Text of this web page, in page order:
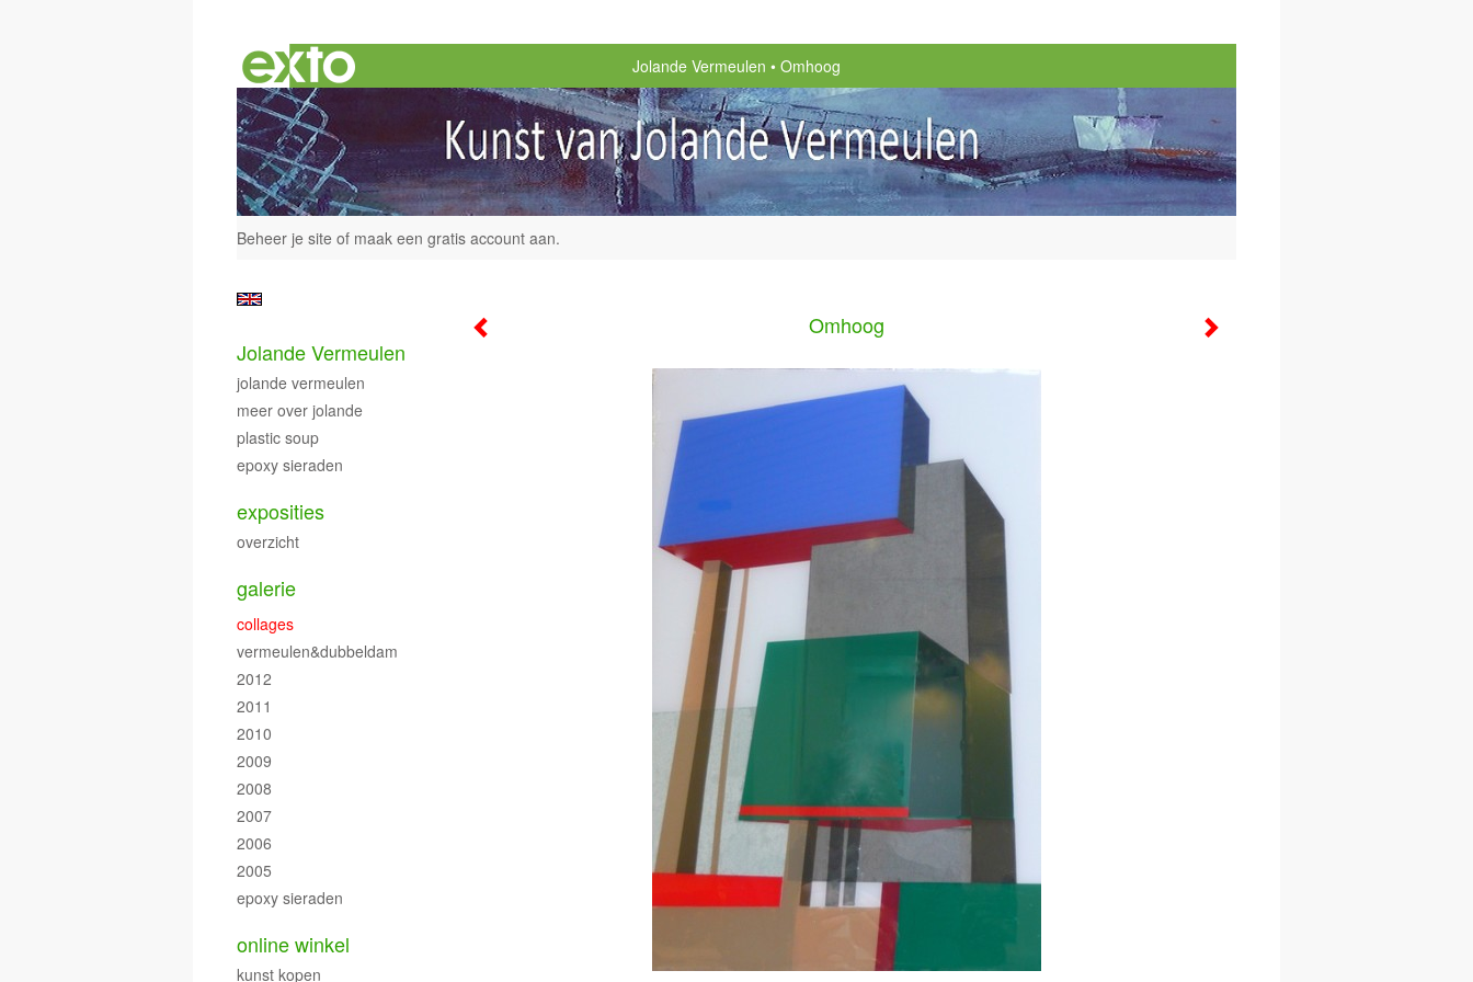
Jolande Vermeulen Omhoog
Beheer je site of maak een gratis account aan.
Omhoog
Jolande Vermeulen
jolande vermeulen
meer over jolande
plastic soup
epoxy sieraden
exposities
overzicht
galerie
collages
vermeulen&dubbeldam
2012
2011
2010
2009
2008
2007
2006
2005
epoxy sieraden
online winkel
kunst kopen